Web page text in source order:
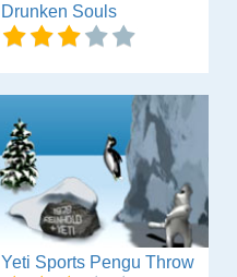
Drunken Souls
Yeti Sports Pengu Throw